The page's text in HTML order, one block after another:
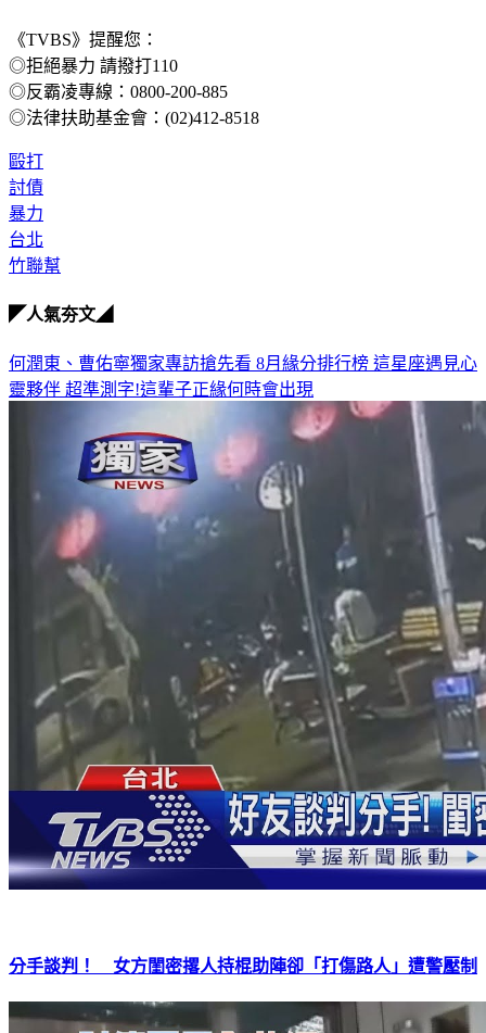
《TVBS》提醒您：
◎拒絕暴力 請撥打110
◎反霸凌專線：0800-200-885
◎法律扶助基金會：(02)412-8518
毆打
討債
暴力
台北
竹聯幫
◤人氣夯文◢
何潤東、曹佑寧獨家專訪搶先看 8月緣分排行榜 這星座遇見心
靈夥伴 超準測字!這輩子正緣何時會出現
分手談判！ 女方閨密撂人持棍助陣卻「打傷路人」遭警壓制